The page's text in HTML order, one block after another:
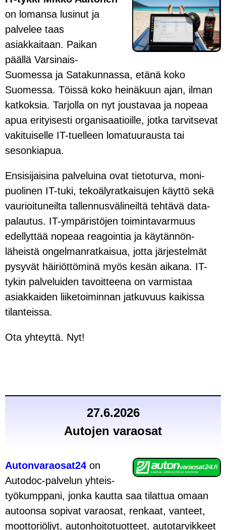
on lomansa lusinut ja
palvelee taas
asiakkaitaan. Paikan
päällä Varsinais-
Suomessa ja Satakunnassa, etänä koko
Suomessa. Töissä koko heinä­kuun ajan, ilman
katkoksia. Tarjolla on nyt joustavaa ja nopeaa
apua erityisesti organisaatioille, jotka tarvitsevat
vakituiselle IT-tuelleen loma­tuurausta tai
sesonki­apua.
Ensi­sijaisina palveluina ovat tieto­turva, moni­
puolinen IT-tuki, teko­äly­ratkaisujen käyttö sekä
vaurioituneilta tallennus­välineiltä tehtävä data­
palautus. IT-ympäristöjen toiminta­varmuus
edellyttää nopeaa reagointia ja käytännön­
läheistä ongelman­ratkaisua, jotta järjestelmät
pysyvät häiriöttöminä myös kesän aikana. IT-
tykin palveluiden tavoitteena on varmistaa
asiakkaiden liike­toiminnan jatkuvuus kaikissa
tilanteissa.
Ota yhteyttä. Nyt!
27.6.2026
Autojen vara­osat
Auton­vara­osat24 on
Autodoc-palvelun yhteis­
työ­kumppani, jonka kautta saa tilattua omaan
autoonsa sopivat vara­osat, renkaat, vanteet,
moottori­öljyt, auton­hoito­tuotteet, auto­tarvikkeet